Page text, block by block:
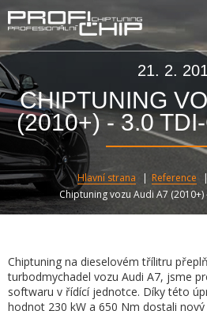
21. 2.
CHIPTUNING
(2010+) - 3.0
Hlavní strana Reference
Chiptuning vozu Audi A7 (2010+)
Chiptuning na dieselovém třílitru
turbodmychadel vozu Audi A7, jsme
softwaru v řídící jednotce. Díky této
hodnot 230 kW a 650 Nm dostali